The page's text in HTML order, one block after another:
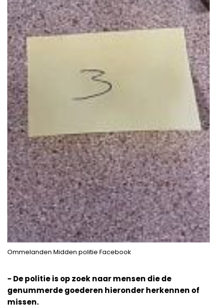
Ommelanden Midden politie Facebook
- De politie is op zoek naar mensen die de
genummerde goederen hieronder herkennen of
missen.